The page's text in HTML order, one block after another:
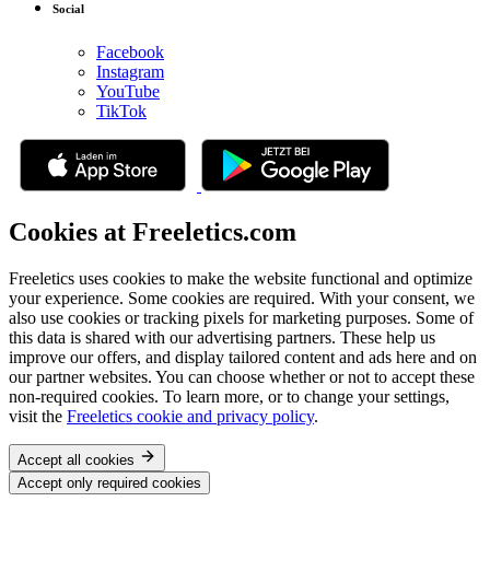
Social
Facebook
Instagram
YouTube
TikTok
Cookies at Freeletics.com
Freeletics uses cookies to make the website functional and optimize
your experience. Some cookies are required. With your consent, we
also use cookies or tracking pixels for marketing purposes. Some of
this data is shared with our advertising partners. These help us
improve our offers, and display tailored content and ads here and on
our partner websites. You can choose whether or not to accept these
non-required cookies. To learn more, or to change your settings,
visit the Freeletics cookie and privacy policy.
Accept all cookies
Accept only required cookies